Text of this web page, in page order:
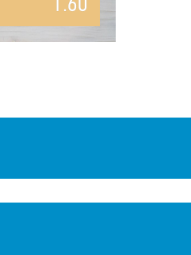
1.60